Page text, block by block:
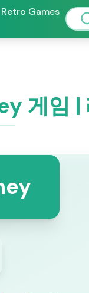
Retro Games
게임 |